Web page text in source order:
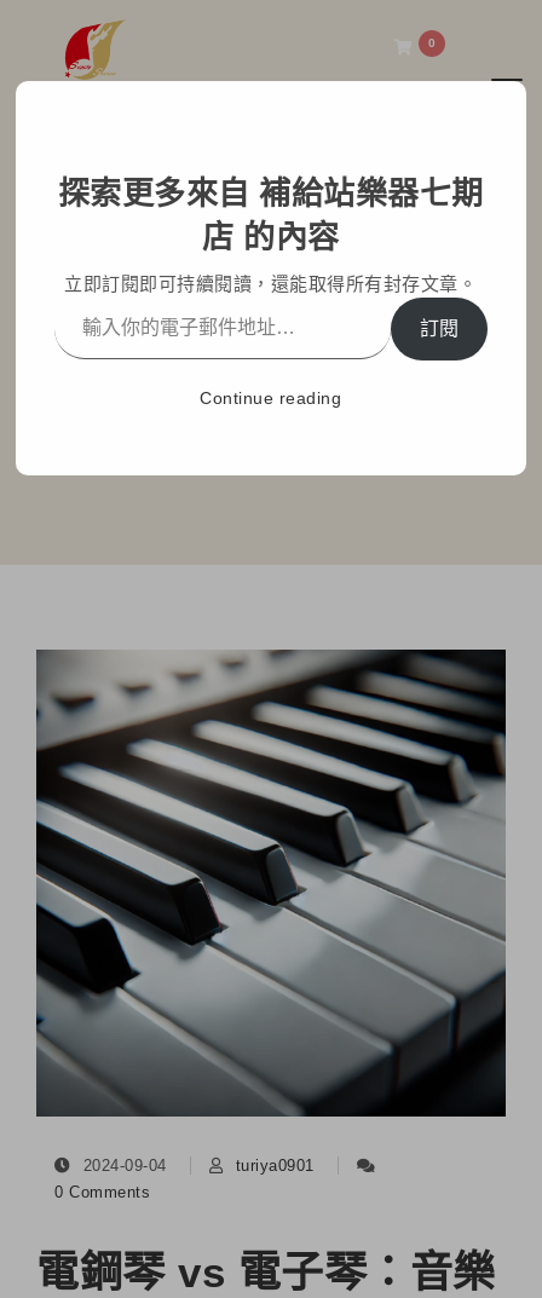
0
電鋼琴 vs 電子琴：音樂
愛好者必知的關鍵差異！
七期小學堂
電鋼琴 vs 電子琴：音樂愛好者必知的關鍵差異！
2024-09-04
turiya0901
0 Comments
電鋼琴 vs 電子琴：音樂
探索更多來自 補給站樂器七期
店 的內容
立即訂閱即可持續閱讀，還能取得所有封存文章。
訂閱
Continue reading